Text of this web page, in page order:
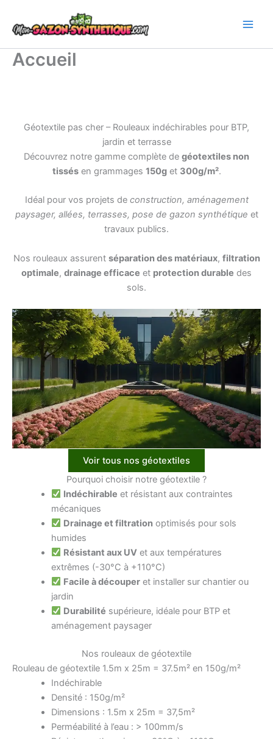
contenu
Accueil
Géotextile pas cher – Rouleaux indéchirables pour BTP,
jardin et terrasse
Découvrez notre gamme complète de géotextiles non
tissésen grammages 150get 300g/m².
Idéal pour vos projets de construction, aménagement
paysager, allées, terrasses, pose de gazon synthétique et
travaux publics.
Nos rouleaux assurent séparation des matériaux, filtration
optimale, drainage efficace et protection durable des
sols.
Voir tous nos géotextiles
Pourquoi choisir notre géotextile ?
Indéchirable et résistant aux contraintes
mécaniques
Drainage et filtration optimisés pour sols
humides
Résistant aux UV et aux températures
extrêmes (-30°C à +110°C)
Facile à découper et installer sur chantier ou
jardin
Durabilité supérieure, idéale pour BTP et
aménagement paysager
Nos rouleaux de géotextile
Rouleau de géotextile 1.5m x 25m = 37.5m² en 150g/m²
Indéchirable
Densité : 150g/m²
Dimensions : 1.5m x 25m = 37,5m²
Perméabilité à l’eau : > 100mm/s